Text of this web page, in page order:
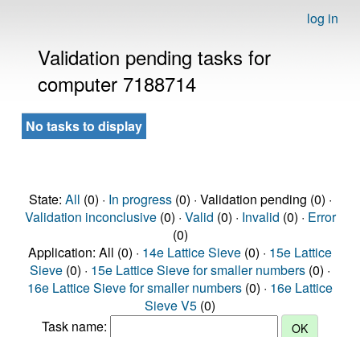
log in
Validation pending tasks for
computer 7188714
No tasks to display
State: All (0) · In progress(0) · Validation pending (0) ·
Validation inconclusive(0) · Valid (0) · Invalid (0) · Error
(0)
Application: All (0) · 14e Lattice Sieve (0) · 15e Lattice
Sieve (0) · 15e Lattice Sieve for smaller numbers (0) ·
16e Lattice Sieve for smaller numbers (0) · 16e Lattice
Sieve V5 (0)
Task name: